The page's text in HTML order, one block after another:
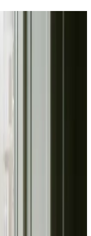
erhverv og industri
Altid med